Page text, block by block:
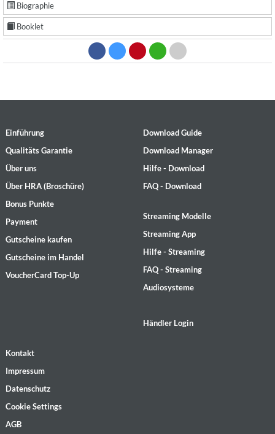
Biographie
Booklet
Einführung
Qualitäts Garantie
Über uns
Über HRA (Broschüre)
Bonus Punkte
Payment
Gutscheine kaufen
Gutscheine im Handel
VoucherCard Top-Up
Download Guide
Download Manager
Hilfe - Download
FAQ - Download
Streaming Modelle
Streaming App
Hilfe - Streaming
FAQ - Streaming
Audiosysteme
Händler Login
Kontakt
Impressum
Datenschutz
Cookie Settings
AGB